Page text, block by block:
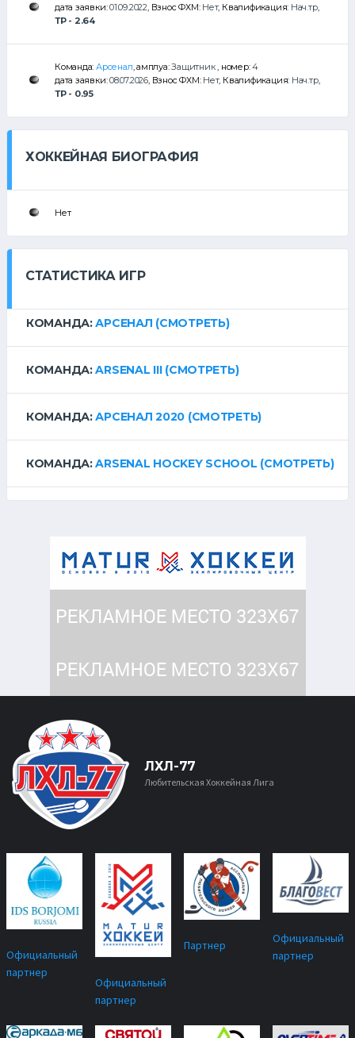
дата заявки:01.09.2022, Взнос ФХМ: Нет, Квалификация: Нач.тр,
ТР - 2.64
Команда:Арсенал, амплуа:Защитник, номер:4
дата заявки:08.07.2026, Взнос ФХМ: Нет, Квалификация: Нач.тр,
ТР - 0.95
ХОККЕЙНАЯ БИОГРАФИЯ
Нет
СТАТИСТИКА ИГР
КОМАНДА:АРСЕНАЛ (СМОТРЕТЬ)
КОМАНДА:ARSENAL III (СМОТРЕТЬ)
КОМАНДА:АРСЕНАЛ 2020 (СМОТРЕТЬ)
КОМАНДА:ARSENAL HOCKEY SCHOOL (СМОТРЕТЬ)
ЛХЛ-77
Любительская Хоккейная Лига
Официальный
партнер
Официальный
партнер
Партнер
Официальный
партнер